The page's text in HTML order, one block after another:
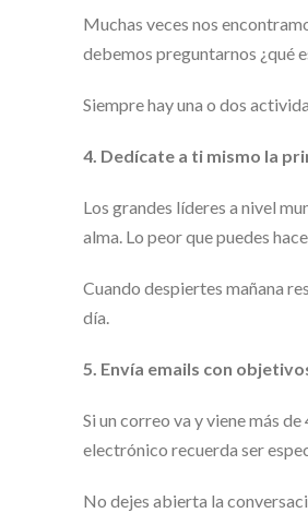
Muchas veces nos
debemos preguntarnos ¿qué
Siempre hay una o dos
4. Dedícate a ti mismo la
Los grandes líderes a nivel
alma. Lo peor que puedes
Cuando despiertes mañana
día.
5. Envía emails con
Si un correo va y viene más
electrónico recuerda ser
No dejes abierta la